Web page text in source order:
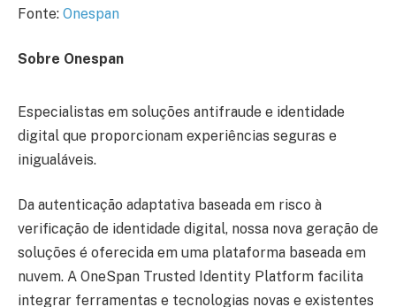
Fonte: Onespan
Sobre Onespan
Especialistas em soluções antifraude e identidade
digital que proporcionam experiências seguras e
inigualáveis.
Da autenticação adaptativa baseada em risco à
verificação de identidade digital, nossa nova geração de
soluções é oferecida em uma plataforma baseada em
nuvem. A OneSpan Trusted Identity Platform facilita
integrar ferramentas e tecnologias novas e existentes